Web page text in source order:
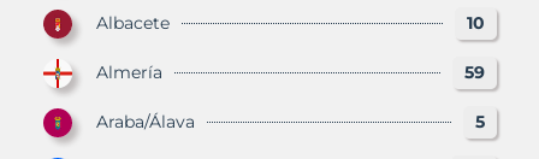
Albacete 10
Almería 59
Araba/Álava 5